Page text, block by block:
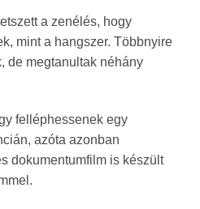
a zenélés, hogy
mint a hangszer. Többnyire
de megtanultak néhány
felléphessenek egy
azóta azonban
dokumentumfilm is készült